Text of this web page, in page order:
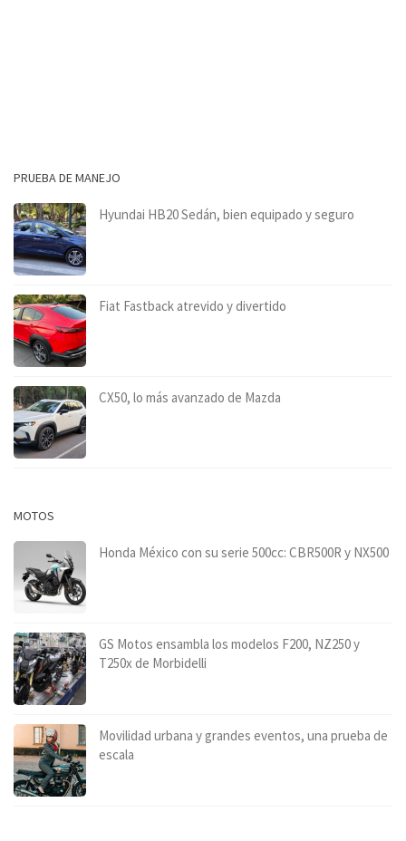
PRUEBA DE MANEJO
Hyundai HB20 Sedán, bien equipado y seguro
Fiat Fastback atrevido y divertido
CX50, lo más avanzado de Mazda
MOTOS
Honda México con su serie 500cc: CBR500R y NX500
GS Motos ensambla los modelos F200, NZ250 y
T250x de Morbidelli
Movilidad urbana y grandes eventos, una prueba de
escala